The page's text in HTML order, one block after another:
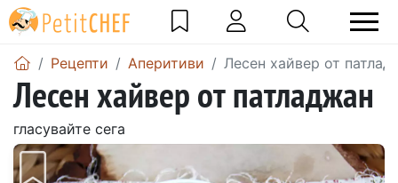
Рецепти Аперитиви Лесен хайвер от
Лесен хайвер от патладжан
гласувайте сега